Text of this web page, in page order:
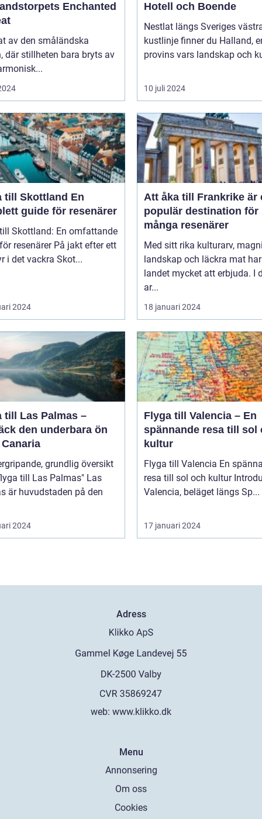
Enchanted
av den småländska
där stillheten bara bryts av
Hotell och Boende
Nestlat längs Sveriges
kustlinje finner du Halland,
provins vars landskap och
10 juli 2024
Skottland En
guide för resenärer
Skottland: En omfattande
På jakt efter ett
i det vackra Skot...
2024
Att åka till Frankrike är
populär destination för
många resenärer
Med sitt rika kulturarv,
landskap och läckra mat har
landet mycket att erbjuda. I
ar...
18 januari 2024
till Las Palmas –
den underbara ön
grundlig översikt
till Las Palmas" Las
är huvudstaden på den
2024
Flyga till Valencia – En
spännande resa till sol
kultur
Flyga till Valencia En spännande
resa till sol och kultur Introduktion
Valencia, beläget längs Sp...
17 januari 2024
Adress
web: www.klikko.dk
Menu
Annonsering
Om oss
Cookies